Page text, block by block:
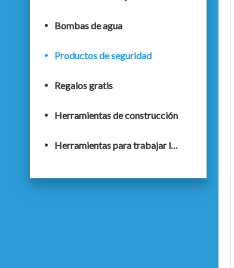
Bombas de agua
Productos de seguridad
Regalos gratis
Herramientas de construcción
Herramientas para trabajar la madera